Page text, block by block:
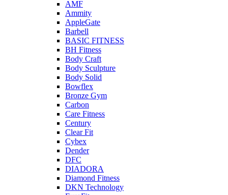
AMF
Ammity
AppleGate
Barbell
BASIC FITNESS
BH Fitness
Body Craft
Body Sculpture
Body Solid
Bowflex
Bronze Gym
Carbon
Care Fitness
Century
Clear Fit
Cybex
Dender
DFC
DIADORA
Diamond Fitness
DKN Technology